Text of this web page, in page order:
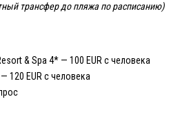
трансфер до пляжа по расписанию)
& Spa 4* — 100 EUR с человека
120 EUR с человека